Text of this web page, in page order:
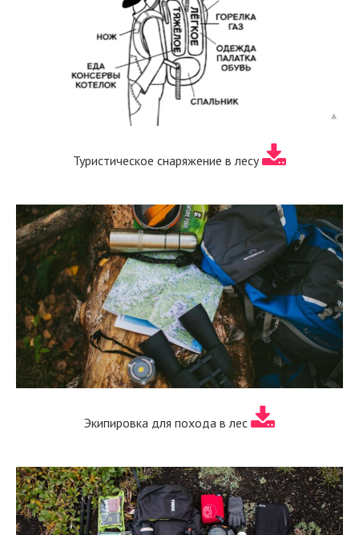
Туристическое снаряжение в лесу
Экипировка для похода в лес